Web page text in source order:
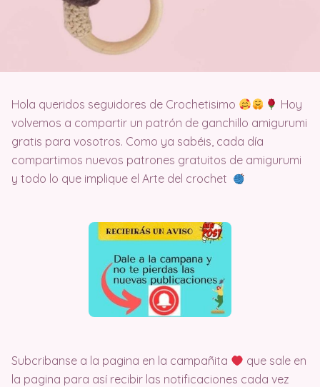
Hola queridos seguidores de Crochetisimo
Hoy
volvemos a compartir un patrón de ganchillo amigurumi
gratis para vosotros. Como ya sabéis, cada día
compartimos nuevos patrones gratuitos de amigurumi
y todo lo que implique el Arte del crochet
Subcribanse a la pagina en la campañita
que sale en
la pagina para así recibir las notificaciones cada vez